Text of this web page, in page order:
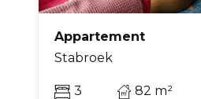
Appartement
Stabroek
3 82 m²